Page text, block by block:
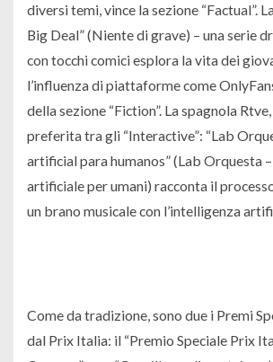
diversi temi, vince la sezione “Factual”.
Big Deal” (Niente di grave) – una serie
con tocchi comici esplora la vita dei
l’influenza di piattaforme come
della sezione “Fiction”. La spagnola
preferita tra gli “Interactive”: “Lab
artificial para humanos” (Lab Orquesta
artificiale per umani) racconta il
un brano musicale con l’intelligenza
Come da tradizione, sono due i Premi
dal Prix Italia: il “Premio Speciale Prix